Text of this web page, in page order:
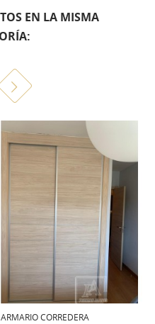
EN LA MISMA
ARMARIO PARA LA TERRAZA